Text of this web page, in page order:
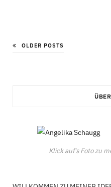
OLDER POSTS
Klick auf's Foto zu